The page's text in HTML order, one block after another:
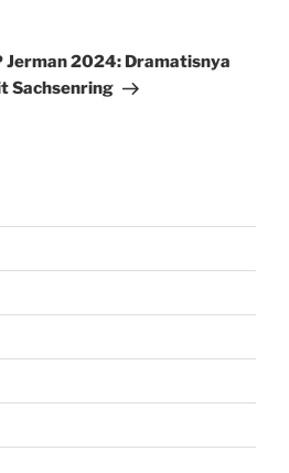
Jerman 2024: Dramatisnya
Sachsenring